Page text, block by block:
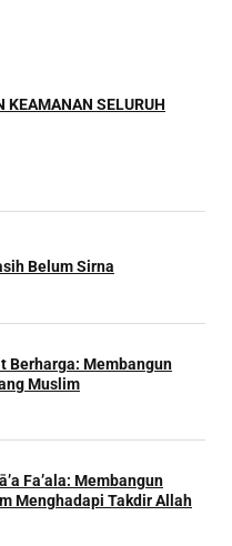
KEAMANAN SELURUH
Belum Sirna
Berharga: Membangun
Muslim
Fa’ala: Membangun
Menghadapi Takdir Allah